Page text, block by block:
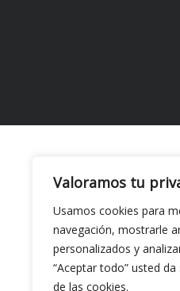
Valoramos tu
Usamos cookies para
navegación, mostrarle
personalizados y
“Aceptar todo” usted
de las cookies.